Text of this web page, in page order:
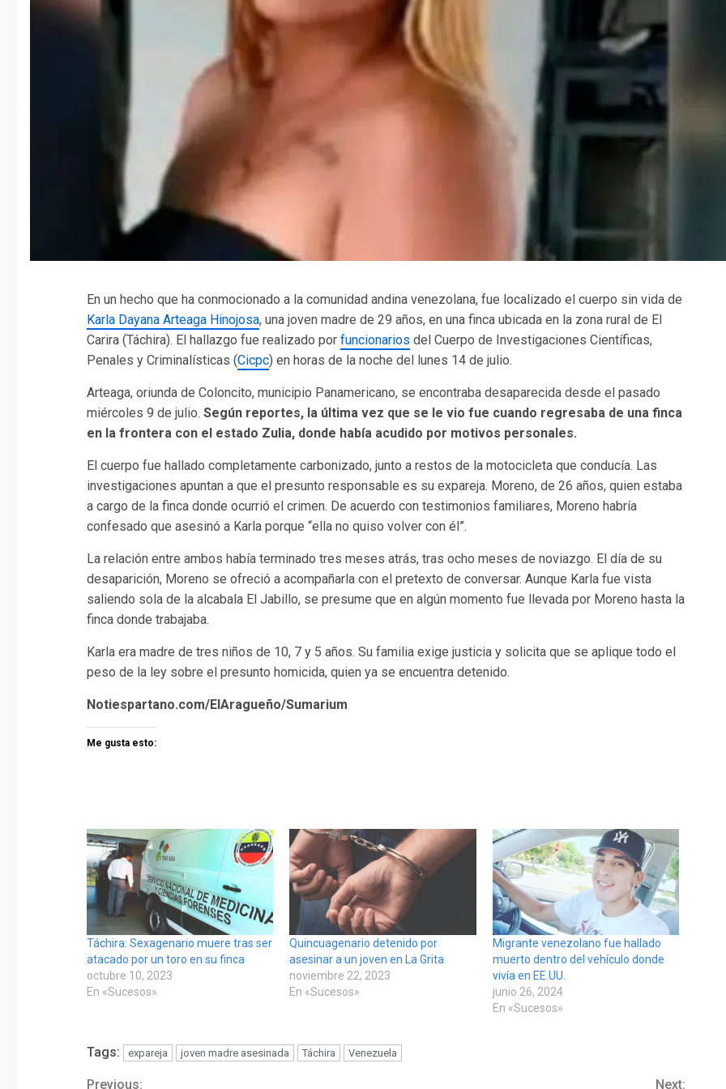
En un hecho que ha conmocionado a la comunidad andina venezolana, fue localizado el cuerpo sin vida de
Karla Dayana Arteaga Hinojosa, una joven madre de 29 años, en una finca ubicada en la zona rural de El
Carira (Táchira). El hallazgo fue realizado por funcionarios del Cuerpo de Investigaciones Científicas,
Penales y Criminalísticas (Cicpc) en horas de la noche del lunes 14 de julio.
Arteaga, oriunda de Coloncito, municipio Panamericano, se encontraba desaparecida desde el pasado
miércoles 9 de julio. Según reportes, la última vez que se le vio fue cuando regresaba de una finca
en la frontera con el estado Zulia, donde había acudido por motivos personales.
El cuerpo fue hallado completamente carbonizado, junto a restos de la motocicleta que conducía. Las
investigaciones apuntan a que el presunto responsable es su expareja. Moreno, de 26 años, quien estaba
a cargo de la finca donde ocurrió el crimen. De acuerdo con testimonios familiares, Moreno habría
confesado que asesinó a Karla porque “ella no quiso volver con él”.
La relación entre ambos había terminado tres meses atrás, tras ocho meses de noviazgo. El día de su
desaparición, Moreno se ofreció a acompañarla con el pretexto de conversar. Aunque Karla fue vista
saliendo sola de la alcabala El Jabillo, se presume que en algún momento fue llevada por Moreno hasta la
finca donde trabajaba.
Karla era madre de tres niños de 10, 7 y 5 años. Su familia exige justicia y solicita que se aplique todo el
peso de la ley sobre el presunto homicida, quien ya se encuentra detenido.
Notiespartano.com/ElAragueño/Sumarium
Me gusta esto:
Táchira: Sexagenario muere tras ser
atacado por un toro en su finca
octubre 10, 2023
En «Sucesos»
Quincuagenario detenido por
asesinar a un joven en La Grita
noviembre 22, 2023
En «Sucesos»
Migrante venezolano fue hallado
muerto dentro del vehículo donde
vivía en EE.UU.
junio 26, 2024
En «Sucesos»
Tags: expareja joven madre asesinada Táchira Venezuela
Previous: Next: